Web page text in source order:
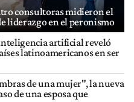
consultoras midieron el
liderazgo en el peronismo
artificial reveló
latinoamericanos en ser
de una mujer", la nueva
de una esposa que